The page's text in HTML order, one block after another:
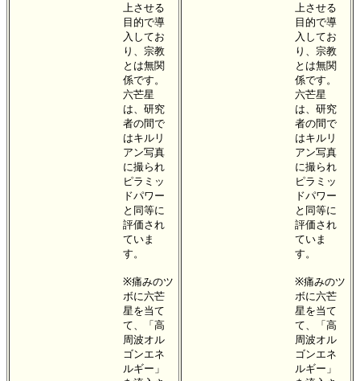
上させる
目的で導
入してお
り、宗教
とは無関
係です。
六芒星
は、研究
者の間で
はキルリ
アン写真
に撮られ
ピラミッ
ドパワー
と同等に
評価され
ていま
す。
※痛みのツ
ボに六芒
星を当て
て、「高
周波オル
ゴンエネ
ルギー」
上させる
目的で導
入してお
り、宗教
とは無関
係です。
六芒星
は、研究
者の間で
はキルリ
アン写真
に撮られ
ピラミッ
ドパワー
と同等に
評価され
ていま
す。
※痛みのツ
ボに六芒
星を当て
て、「高
周波オル
ゴンエネ
ルギー」